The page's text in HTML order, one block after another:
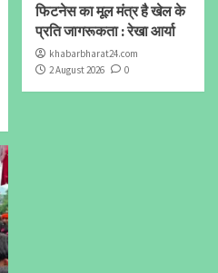
फिटनेस का मूल मंत्र है खेल के
प्रति जागरूकता : रेखा आर्या
khabarbharat24.com
2 August 2026
0